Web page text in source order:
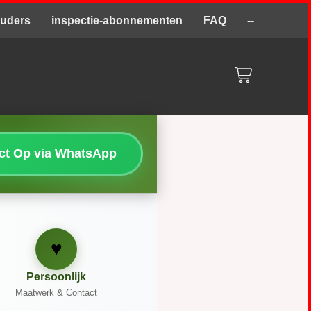
inspectie-abonnementen FAQ --
Op via WhatsApp
♥
Persoonlijk
Maatwerk & Contact